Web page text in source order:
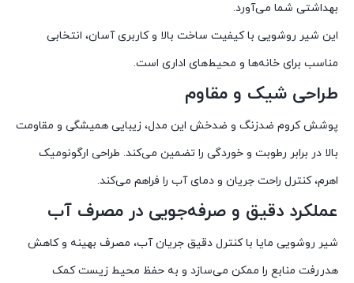
بهداشتی شما می‌آورد.
این شیر روشویی با کیفیت ساخت بالا و کاربری آسان، انتخابی
مناسب برای خانه‌ها و محیط‌های اداری است.
طراحی شیک و مقاوم
پوشش کروم ضدزنگ و ضدخش این مدل، زیبایی همیشگی و مقاومت
بالا در برابر رطوبت و خوردگی را تضمین می‌کند. طراحی ارگونومیک
اهرم، کنترل راحت جریان و دمای آب را فراهم می‌کند.
عملکرد دقیق و صرفه‌جویی در مصرف آب
شیر روشویی مایا با کنترل دقیق جریان آب، مصرف بهینه و کاهش
هدررفت منابع را ممکن می‌سازد و به حفظ محیط زیست کمک